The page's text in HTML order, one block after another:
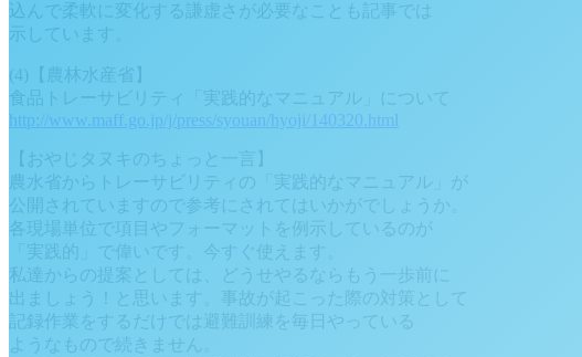
込んで柔軟に変化する謙虚さが必要なことも記事では
示しています。
(4)【農林水産省】
食品トレーサビリティ「実践的なマニュアル」について
http://www.maff.go.jp/j/press/syouan/hyoji/140320.html
【おやじタヌキのちょっと一言】
農水省からトレーサビリティの「実践的なマニュアル」が
公開されていますので参考にされてはいかがでしょうか。
各現場単位で項目やフォーマットを例示しているのが
「実践的」で偉いです。今すぐ使えます。
私達からの提案としては、どうせやるならもう一歩前に
出ましょう！と思います。事故が起こった際の対策として
記録作業をするだけでは避難訓練を毎日やっている
ようなもので続きません。